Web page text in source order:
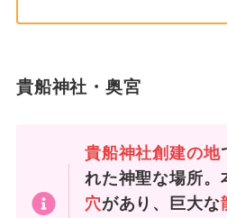
貴船神社・奥宮
貴船神社創建の地
れた神聖な場所。
穴があり、巨大な